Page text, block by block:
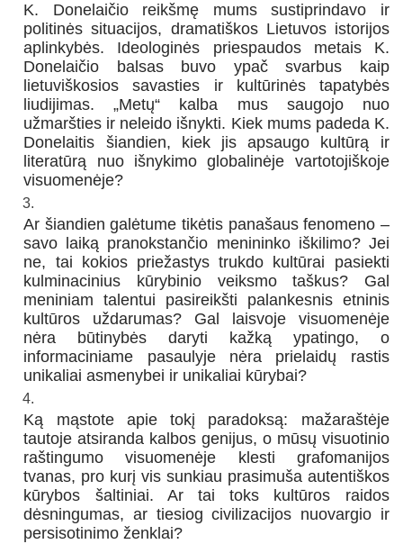
K. Donelaičio reikšmę mums sustiprindavo ir
politinės situacijos, dramatiškos Lietuvos istorijos
aplinkybės. Ideologinės priespaudos metais K.
Donelaičio balsas buvo ypač svarbus kaip
lietuviškosios savasties ir kultūrinės tapatybės
liudijimas. „Metų“ kalba mus saugojo nuo
užmaršties ir neleido išnykti. Kiek mums padeda K.
Donelaitis šiandien, kiek jis apsaugo kultūrą ir
literatūrą nuo išnykimo globalinėje vartotojiškoje
visuomenėje?
Ar šiandien galėtume tikėtis panašaus fenomeno –
savo laiką pranokstančio menininko iškilimo? Jei
ne, tai kokios priežastys trukdo kultūrai pasiekti
kulminacinius kūrybinio veiksmo taškus? Gal
meniniam talentui pasireikšti palankesnis etninis
kultūros uždarumas? Gal laisvoje visuomenėje
nėra būtinybės daryti kažką ypatingo, o
informaciniame pasaulyje nėra prielaidų rastis
unikaliai asmenybei ir unikaliai kūrybai?
Ką mąstote apie tokį paradoksą: mažaraštėje
tautoje atsiranda kalbos genijus, o mūsų visuotinio
raštingumo visuomenėje klesti grafomanijos
tvanas, pro kurį vis sunkiau prasimuša autentiškos
kūrybos šaltiniai. Ar tai toks kultūros raidos
dėsningumas, ar tiesiog civilizacijos nuovargio ir
persisotinimo ženklai?